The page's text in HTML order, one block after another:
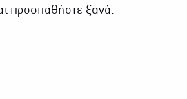
προσπαθήστε ξανά.